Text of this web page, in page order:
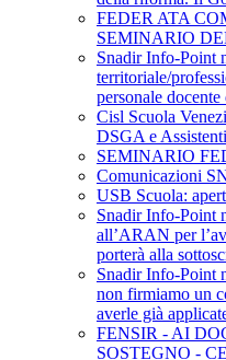
FEDER ATA
SEMINARIO
Snadir Info-Point
territoriale/
personale
Cisl Scuola
DSGA e
SEMINARIO
Comunicazioni
USB Scuola:
Snadir Info-Point
all’ARAN per
porterà alla
Snadir Info-Point
non firmiamo un
averle già
FENSIR - AI
SOSTEGNO -